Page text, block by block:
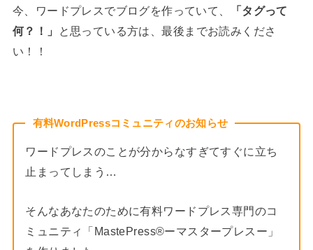
今、ワードプレスでブログを作っていて、
「タグって
何？！」
と思っている方は、最後までお読みくださ
い！！
有料WordPressコミュニティのお知らせ
ワードプレスのことが分からなすぎてすぐに立ち
止まってしまう…
そんなあなたのために有料ワードプレス専門のコ
ミュニティ「MastePress®︎ーマスタープレスー」